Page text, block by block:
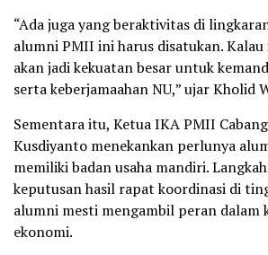
“Ada juga yang beraktivitas di
alumni PMII ini harus disatukan.
akan jadi kekuatan besar untuk
serta keberjamaahan NU,” ujar Kholid
Sementara itu, Ketua IKA PMII
Kusdiyanto menekankan perlunya
memiliki badan usaha mandiri.
keputusan hasil rapat koordinasi di
alumni mesti mengambil peran dalam
ekonomi.